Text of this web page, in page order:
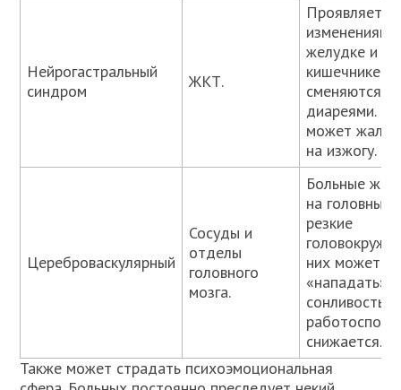
Нейрогастральный
синдром
ЖКТ.
Проявляется
изменениями
желудке и
кишечнике.
сменяются
диареями.
может
на изжогу.
Цереброваскулярный
Сосуды и
отделы
головного
мозга.
Больные
на головные
резкие
них может
«нападать»
сонливость,
снижается.
Также может страдать психоэмоциональная